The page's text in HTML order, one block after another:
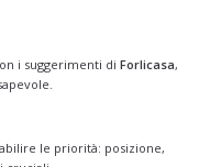
i suggerimenti di Forlicasa,
le priorità: posizione,